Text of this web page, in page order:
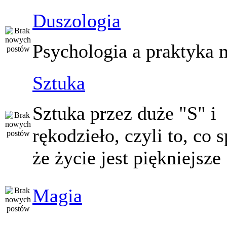
Duszologia
Psychologia a praktyka
Sztuka
Sztuka przez duże "S" i
rękodzieło, czyli to, co
że życie jest piękniejsze
Magia